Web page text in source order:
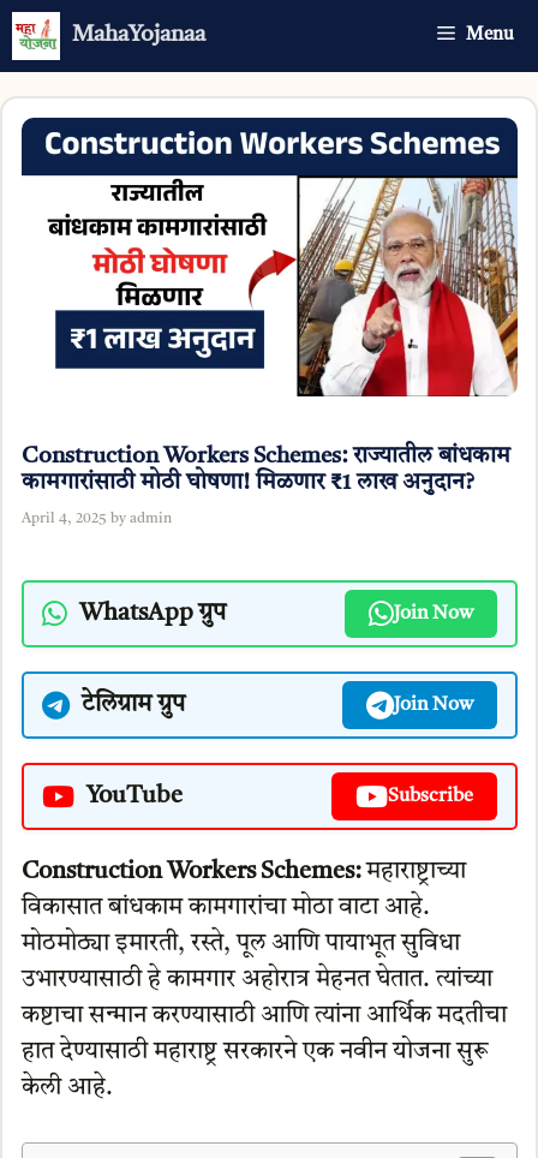
Skip
MahaYojanaa Menu
Construction Workers Schemes: राज्यातील बांधकाम
कामगारांसाठी मोठी घोषणा! मिळणार ₹1 लाख अनुदान?
April 4, 2025 by admin
WhatsApp ग्रुप Join Now
टेलिग्राम ग्रुप Join Now
YouTube Subscribe
Construction Workers Schemes:महाराष्ट्राच्या
विकासात बांधकाम कामगारांचा मोठा वाटा आहे.
मोठमोठ्या इमारती, रस्ते, पूल आणि पायाभूत सुविधा
उभारण्यासाठी हे कामगार अहोरात्र मेहनत घेतात. त्यांच्या
कष्टाचा सन्मान करण्यासाठी आणि त्यांना आर्थिक मदतीचा
हात देण्यासाठी महाराष्ट्र सरकारने एक नवीन योजना सुरू
केली आहे.